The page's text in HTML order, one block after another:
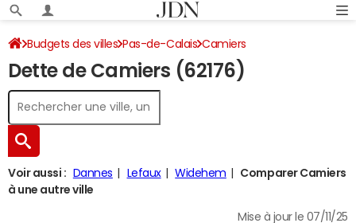
Budgets des villes Pas-de-Calais Camiers
Dette au 31/12/2024
Dette de Camiers (62176)
Voir aussi : Dannes Lefaux Widehem
Comparer Camiers
à une autre ville
Mise à jour le 07/11/25